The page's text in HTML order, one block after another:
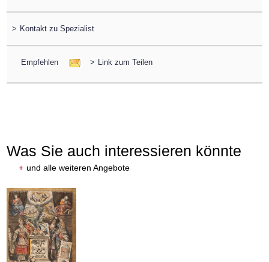
> Kontakt zu Spezialist
Empfehlen > Link zum Teilen
Was Sie auch interessieren könnte
+ und alle weiteren Angebote